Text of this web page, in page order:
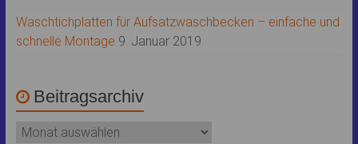
Waschtichplatten für Aufsatzwaschbecken – einfache und
schnelle Montage 9. Januar 2019
Beitragsarchiv